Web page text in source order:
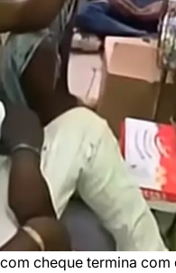
cheque termina com